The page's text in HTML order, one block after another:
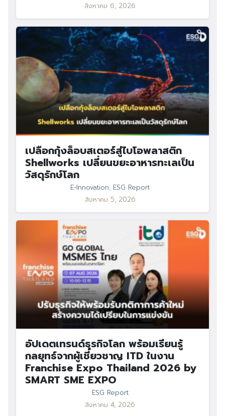
สิงหาคม 6, 2026
เปลือกกุ้งล็อบสเตอร์สู่ไบโอพลาสติก
Shellworks เปลี่ยนขยะอาหารทะเลเป็น
วัสดุรักษ์โลก
E-Innovation, ESG Report
สิงหาคม 5, 2026
อัปเดตเทรนด์ธุรกิจโลก พร้อมเรียนรู้
กลยุทธ์จากผู้เชี่ยวชาญ ITD ในงาน
Franchise Expo Thailand 2026 by
SMART SME EXPO
ESG Report
สิงหาคม 4, 2026